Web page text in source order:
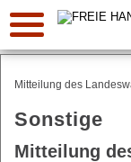
Suche:
Mitteilung des
Sonstige
Mitteilung